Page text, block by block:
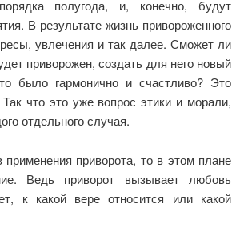
полугода, и, конечно, будут
В результате жизнь привороженного
увлечения и так далее. Сможет ли
приворожен, создать для него новый
было гармонично и счастливо? Это
что это уже вопрос этики и морали,
отдельного случая.
применения приворота, то в этом плане
Ведь приворот вызывает любовь
к какой вере относится или какой